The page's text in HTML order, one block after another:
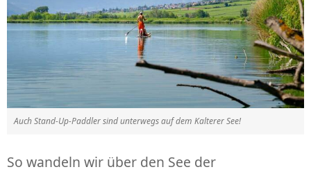
Auch Stand-Up-Paddler sind unterwegs auf dem Kalterer See!
So wandeln wir über den See der